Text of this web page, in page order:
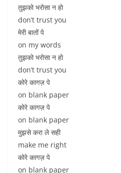
तुझको भरोसा न हो
don’t trust you
मेरी बातों पे
on my words
तुझको भरोसा न हो
don’t trust you
कोरे कागज़ पे
on blank paper
कोरे कागज़ पे
on blank paper
मुझसे करा ले सही
make me right
कोरे कागज़ पे
on blank paper